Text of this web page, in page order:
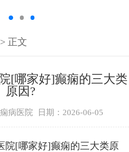
正文
[哪家好]癫痫的三大类
原因?
病医院 日期：2026-06-05
院[哪家好]癫痫的三大类原